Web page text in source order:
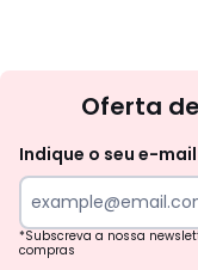
Oferta
Indique o seu e-mail
*Subscreva a nossa
compras